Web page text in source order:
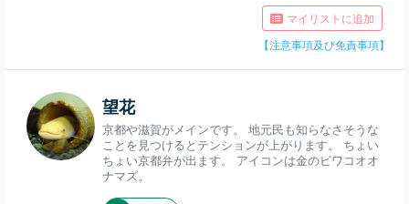
マイリストに追加
【注意事項及び免責事項】
望花
京都や滋賀がメインです。 地元民も知らなさそうな
ことを見つけるとテンションが上がります。 ちょい
ちょい京都弁が出ます。 アイコンは金のビワコオオ
ナマズ。